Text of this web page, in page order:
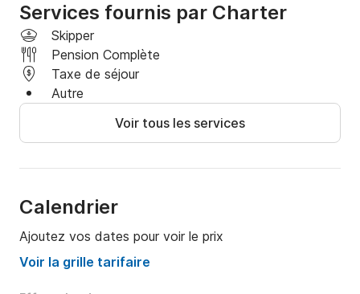
Si vous êtes prêt à profiter au maximum de votre
séjour à Dubaï, contactez-moi via le service de
messagerie privée de Click&Boat. Je serai ravi de
répondre à toutes vos questions et de vous aider à
planifier la journée parfaite sur l'eau à bord de ce
magnifique yacht !
Services fournis par Charter
Skipper
Pension Complète
Taxe de séjour
Autre
Voir tous les services
Calendrier
Ajoutez vos dates pour voir le prix
Voir la grille tarifaire